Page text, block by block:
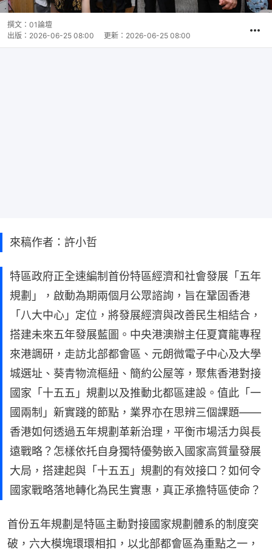
撰文： 01論壇
出版： 2026-06-25 08:00 更新： 2026-06-25 08:00
來稿作者：許小哲
特區政府正全速編制首份特區經濟和社會發展「五年
規劃」，啟動為期兩個月公眾諮詢，旨在鞏固香港
「八大中心」定位，將發展經濟與改善民生相結合，
搭建未來五年發展藍圖。中央港澳辦主任夏寶龍專程
來港調研，走訪北部都會區、元朗微電子中心及大學
城選址、葵青物流樞紐、簡約公屋等，聚焦香港對接
國家「十五五」規劃以及推動北都區建設。值此「一
國兩制」新實踐的節點，業界亦在思辨三個課題——
香港如何透過五年規劃革新治理，平衡市場活力與長
遠戰略？怎樣依托自身獨特優勢嵌入國家高質量發展
大局，搭建起與「十五五」規劃的有效接口？如何令
國家戰略落地轉化為民生實惠，真正承擔特區使命？
首份五年規劃是特區主動對接國家規劃體系的制度突
破，六大模塊環環相扣，以北部都會區為重點之一，